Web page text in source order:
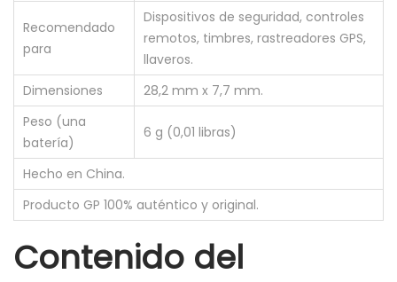
Recomendado
para
Dispositivos de seguridad, controles
remotos, timbres, rastreadores GPS,
llaveros.
Dimensiones
28,2 mm x 7,7 mm.
Peso (una
batería)
6 g (0,01 libras)
Hecho en China.
Producto GP 100% auténtico y original.
Contenido del